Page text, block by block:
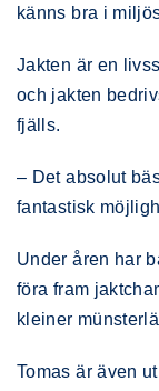
känns bra i
Jakten är en
och jakten
fjälls.
– Det absolut
fantastisk
Under åren har
föra fram
kleiner
Tomas är även